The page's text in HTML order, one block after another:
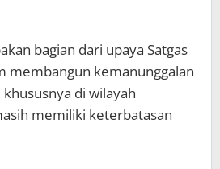
bagian dari upaya Satgas
membangun kemanunggalan
di wilayah
memiliki keterbatasan